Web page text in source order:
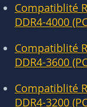
Compatiblité
DDR4-4000
Compatiblité
DDR4-3600
Compatiblité
DDR4-3200